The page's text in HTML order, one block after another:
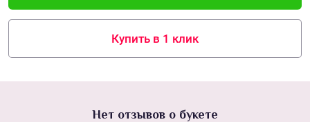
Купить в 1 клик
Нет отзывов о букете